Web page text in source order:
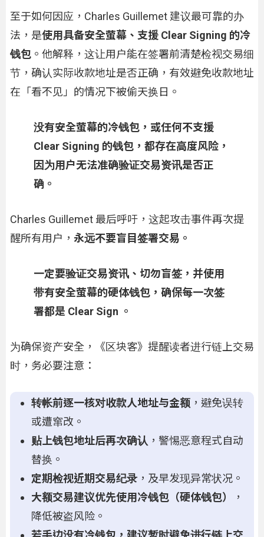
至于如何因应，Charles Guillemet 建议最可靠的办
法，是使用具备安全萤幕、支援 Clear Signing 的冷
钱包。他解释，这让用户能在签署前清楚检视交易细
节，确认实际收款地址是否正确，有效避免收款地址
在「看不见」的情况下被偷天换日。
没有安全萤幕的冷钱包，或任何不支援
Clear Signing 的钱包，都存在高度风险，
因为用户无法准确验证交易资讯是否正
确。
Charles Guillemet 最后呼吁，这起攻击事件再次提
醒所有用户， 永远不要盲目签署交易。
一定要验证交易资讯、切勿盲签，并使用
带有安全萤幕的硬体钱包，确保每一次签
署都是 Clear Sign 。
为确保资产安全，《区块客》提醒读者进行链上交易
时，务必要注意：
转帐前逐一核对收款人地址与金额，避免误转
或遭窜改。
贴上钱包地址后再次确认 ，警惕恶意程式自动
替换。
定期检视近期交易纪录，及早发现异常状况。
大额交易建议优先使用冷钱包（硬体钱包）
，
降低被盗风险。